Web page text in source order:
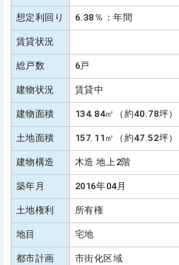
想定利回り 6.38％：年間
賃貸状況
総戸数 6戸
建物状況 賃貸中
建物面積 134.84㎡（約40.78坪）
土地面積 157.11㎡（約47.52坪
建物構造 木造 地上2階
築年月 2016年04月
土地権利 所有権
地目 宅地
都市計画 市街化区域